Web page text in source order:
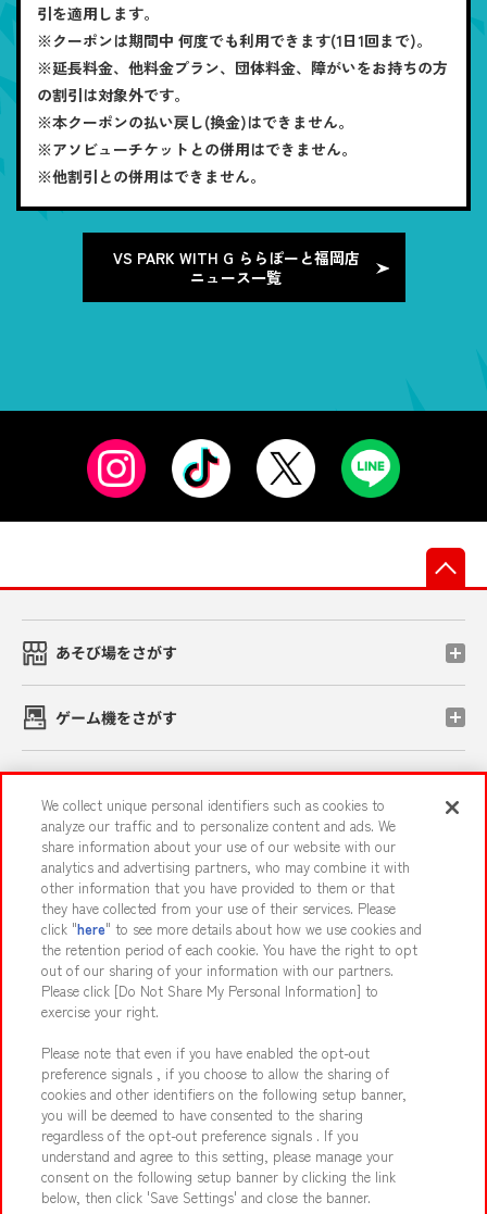
引を適用します。
※クーポンは期間中 何度でも利用できます(1日1回まで)。
※延長料金、他料金プラン、団体料金、障がいをお持ちの方
の割引は対象外です。
※本クーポンの払い戻し(換金)はできません。
※アソビューチケットとの併用はできません。
※他割引との併用はできません。
VS PARK WITH G ららぽーと福岡店
ニュース一覧
あそび場をさがす
ゲーム機をさがす
イベント・キャンペーン
関連会社 サステナビリティ サイトポリシー
プライバシーポリシー ウェブアクセシビリティ方針と検証結果
お取引先さまとともに
カスタマーハラスメント対応方針 よくあるご質問・お問い合わせ
©Bandai Namco Amusement Inc.
We collect unique personal identifiers such as cookies to
analyze our traffic and to personalize content and ads. We
share information about your use of our website with our
analytics and advertising partners, who may combine it with
other information that you have provided to them or that
they have collected from your use of their services. Please
click "here" to see more details about how we use cookies and
the retention period of each cookie. You have the right to opt
out of our sharing of your information with our partners.
Please click [Do Not Share My Personal Information] to
exercise your right.
Please note that even if you have enabled the opt-out
preference signals , if you choose to allow the sharing of
cookies and other identifiers on the following setup banner,
you will be deemed to have consented to the sharing
regardless of the opt-out preference signals . If you
understand and agree to this setting, please manage your
consent on the following setup banner by clicking the link
below, then click 'Save Settings' and close the banner.